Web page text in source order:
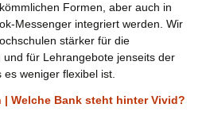
Formen, aber auch in
Messenger integriert werden. Wir
stärker für die
für Lehrangebote jenseits der
weniger flexibel ist.
| Welche Bank steht hinter Vivid?